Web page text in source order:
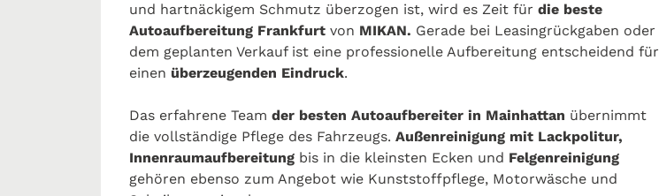
und hartnäckigem Schmutz überzogen ist, wird es Zeit für die beste
Autoaufbereitung Frankfurt von MIKAN. Gerade bei Leasingrückgaben oder
dem geplanten Verkauf ist eine professionelle Aufbereitung entscheidend für
einen überzeugenden Eindruck.
Das erfahrene Team der besten Autoaufbereiter in Mainhattan übernimmt
die vollständige Pflege des Fahrzeugs. Außenreinigung mit Lackpolitur,
Innenraumaufbereitung bis in die kleinsten Ecken und Felgenreinigung
gehören ebenso zum Angebot wie Kunststoffpflege, Motorwäsche und